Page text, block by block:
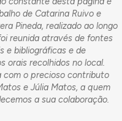
de Catarina Ruivo e
Pineda, realizado ao longo
reunida através de fontes
e bibliográficas e de
orais recolhidos no local.
com o precioso contributo
e Júlia Matos, a quem
a sua colaboração.